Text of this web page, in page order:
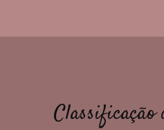
Classificação